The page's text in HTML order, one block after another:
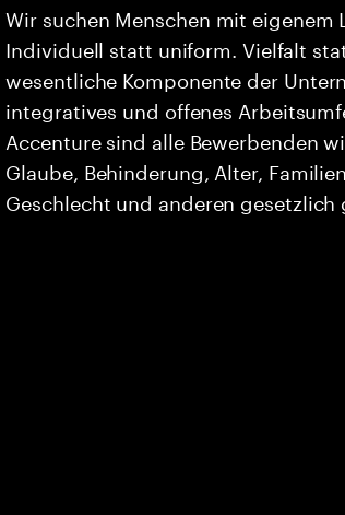
Wir suchen Menschen mit
Individuell statt uniform. Vielfalt
wesentliche Komponente der
integratives und offenes
Accenture sind alle Bewerbenden
Glaube, Behinderung, Alter,
Geschlecht und anderen gesetzlich